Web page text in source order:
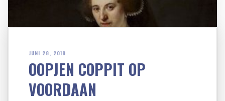
JUNI 28, 2018
OOPJEN COPPIT OP
VOORDAAN